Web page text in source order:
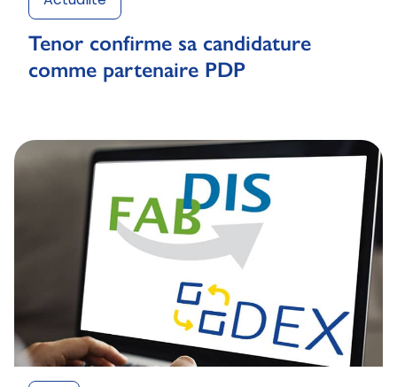
Tenor confirme sa candidature
comme partenaire PDP